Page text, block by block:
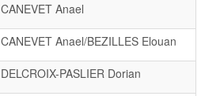
CANEVET Anael
CANEVET Anael/BEZILLES Elouan
DELCROIX-PASLIER Dorian